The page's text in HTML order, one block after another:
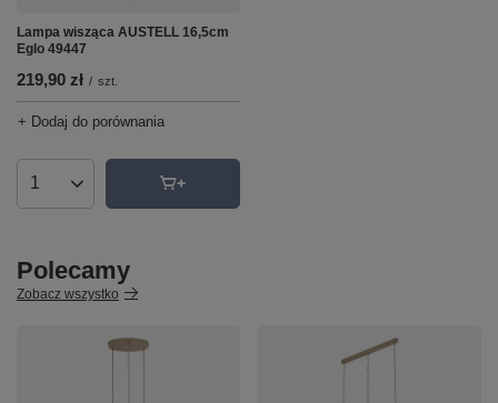
Lampa wisząca AUSTELL 16,5cm
Eglo 49447
219,90 zł / szt.
+ Dodaj do porównania
Ilość produktów
Polecamy
Zobacz wszystko